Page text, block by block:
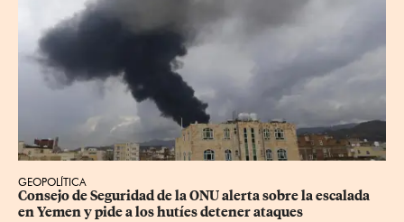
GEOPOLÍTICA
Consejo de Seguridad de la ONU alerta sobre la escalada
en Yemen y pide a los hutíes detener ataques